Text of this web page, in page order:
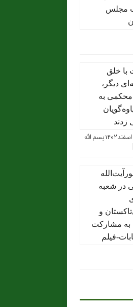
پاسداشت حضور آگاهانه ملت در انتخابات ۱۱ اسفند۱۴۰۲ بسم الله